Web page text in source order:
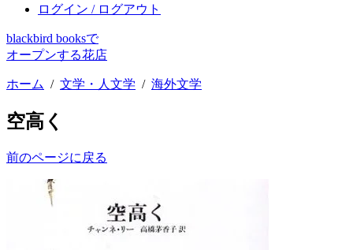
ログイン / ログアウト
blackbird booksで
オープンする花店
ホーム / 文学・人文学 / 海外文学
空高く
前のページに戻る